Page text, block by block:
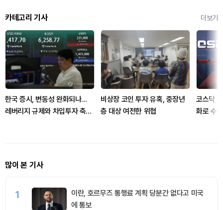
카테고리 기사 더보기
한국 증시, 변동성 완화되나...
레버리지 규제와 차입투자 축소
비상장 코인 투자 유혹, 중장년
층 대상 여전한 위협
코스닥
화로 수
많이 본 기사
1
이란, 호르무즈 통행료 계획 당분간 없다고 미국
에 통보